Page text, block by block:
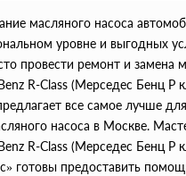
масляного насоса
уровне и выгодных
провести ремонт и замена
R-Class (Мерседес Бенц Р
все самое лучше
насоса в Москве.
R-Class (Мерседес Бенц Р
готовы предоставить